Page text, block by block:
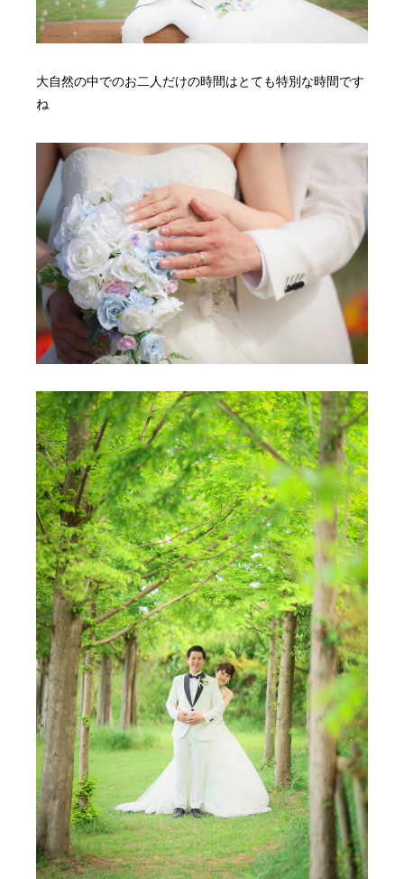
大自然の中でのお二人だけの時間はとても特別な時間です
ね